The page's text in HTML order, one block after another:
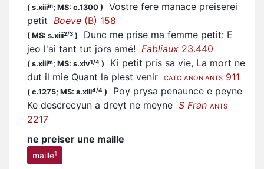
( s.xiiiin; MS: c.1300 ) Vostre fere manace preiserei
petit Boeve (B) 158
( MS: s.xiii2/3 ) Dunc me prise ma femme petit: E
jeo l'ai tant tut jors amé! Fabliaux 23.440
( s.xiiim; MS: s.xiv1/4 ) Ki petit pris sa vie, La mort ne
dut il mie Quant la plest venir
CATO ANON ANTS 911
( c.1275; MS: s.xiii4/4 ) Poy prysa penaunce e peyne
Ke descrecyun a dreyt ne meyne S Fran ANTS
2217
ne preiser une maille
maille1